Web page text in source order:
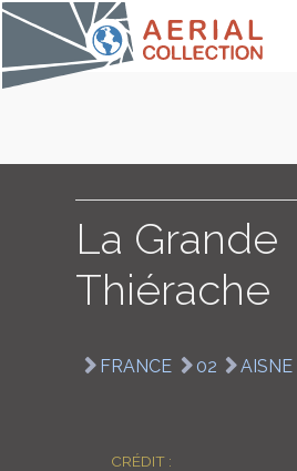
La Grande
Thiérache
FRANCE 02 AISNE
CRÉDIT :